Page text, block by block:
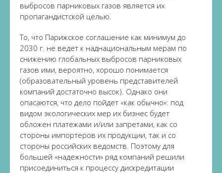
выбросов парниковых газов является их
пропагандистской целью.
То, что Парижское соглашение как минимум до
2030 г. не ведет к наднациональным мерам по
снижению глобальных выбросов парниковых
газов ими, вероятно, хорошо понимается
(образовательный уровень представителей
компаний достаточно высок). Однако они
опасаются, что дело пойдет «как обычно»: под
видом экологических мер их бизнес будет
обложен платежами и/или запретами, как со
стороны импортеров их продукции, так и со
стороны российских ведомств. Поэтому для
большей «надежности» ряд компаний решили
присоединиться к процессу дискредитации